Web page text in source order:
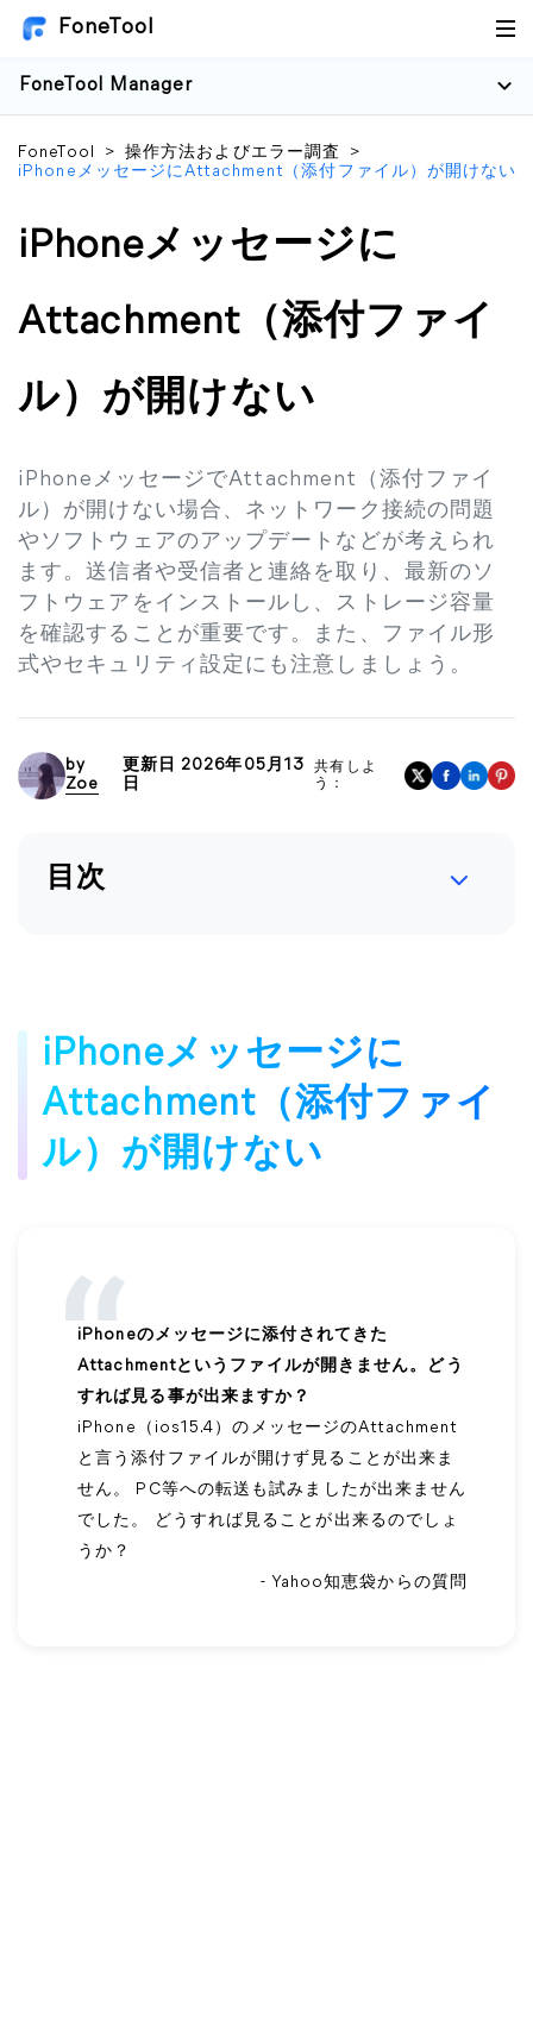
FoneTool
FoneTool Manager
FoneTool > 操作方法およびエラー調査
>
iPhoneメッセージにAttachment（添付ファイル）が開けない
iPhoneメッセージに
Attachment（添付ファイ
ル）が開けない
iPhoneメッセージでAttachment（添付ファイ
ル）が開けない場合、ネットワーク接続の問題
やソフトウェアのアップデートなどが考えられ
ます。送信者や受信者と連絡を取り、最新のソ
フトウェアをインストールし、ストレージ容量
を確認することが重要です。また、ファイル形
式やセキュリティ設定にも注意しましょう。
by
Zoe
更新日 2026年05月13
日
共有しよ
う：
目次
iPhoneメッセージに
Attachment（添付ファイ
ル）が開けない
iPhoneのメッセージに添付されてきた
Attachmentというファイルが開きません。どう
すれば見る事が出来ますか？
iPhone（ios15.4）のメッセージのAttachment
と言う添付ファイルが開けず見ることが出来ま
せん。 PC等への転送も試みましたが出来ません
でした。 どうすれば見ることが出来るのでしょ
うか？
- Yahoo知恵袋からの質問